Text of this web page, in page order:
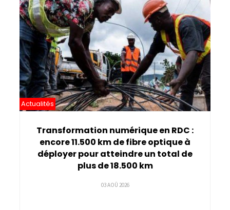
Actualités
Transformation numérique en RDC :
encore 11.500 km de fibre optique à
déployer pour atteindre un total de
plus de 18.500 km
03 AOÛ 2026